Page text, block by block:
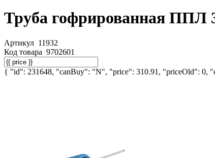
Труба гофрированная ППЛ
Артикул 11932
Код товара 9702601
{ "id": 231648, "canBuy": "N", "price": 310.91, "priceOld": 0,